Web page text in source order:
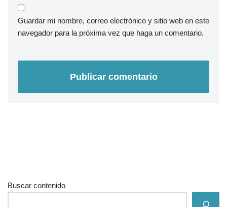
Guardar mi nombre, correo electrónico y sitio web en este
navegador para la próxima vez que haga un comentario.
Buscar contenido